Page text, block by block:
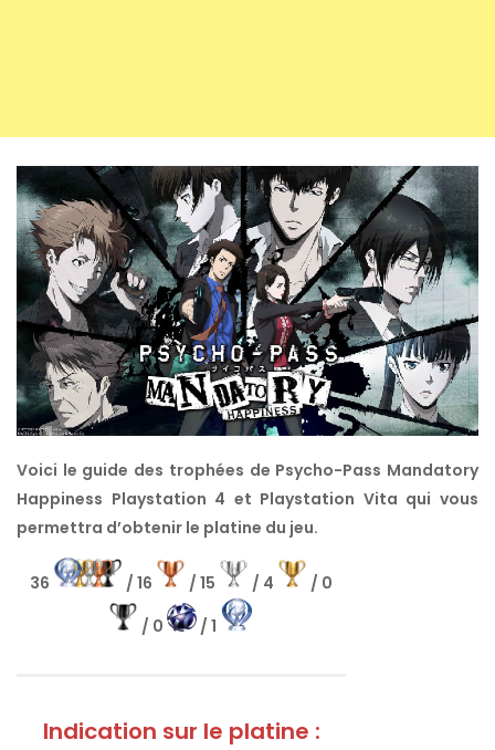
Voici le guide des trophées de Psycho-Pass Mandatory
Happiness Playstation 4 et Playstation Vita qui vous
permettra d’obtenir le platine du jeu.
36 / 16 / 15 / 4
/ 0
/ 0
/ 1
Indication sur le platine :